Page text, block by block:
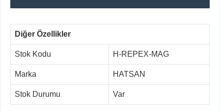
Diğer Özellikler
Stok Kodu H-REPEX-MAG
Marka HATSAN
Stok Durumu Var